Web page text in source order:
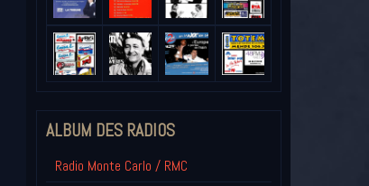
ALBUM DES RADIOS
Radio Monte Carlo / RMC